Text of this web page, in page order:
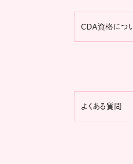
CDA資格につ
よくある質問